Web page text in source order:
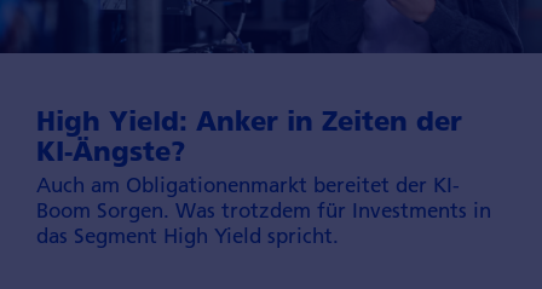
High Yield: Anker in Zeiten der
KI-Ängste?
Auch am Obligationen­markt bereitet der KI-
Boom Sorgen. Was trotzdem für Investments in
das Segment High Yield spricht.